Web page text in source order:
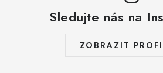
Sledujte nás na
ZOBRAZIT